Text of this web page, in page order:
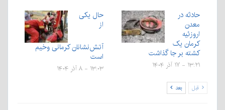
حادثه در
معدن
اروزئیه
کرمان یک
کشته بر جا گذاشت
۱۳:۲۱ - ۱۷ آذر ۱۴۰۴
حال یکی
از
آتش‌نشانان کرمانی وخیم
است
۱۳:۰۳ - ۸ آذر ۱۴۰۴
قبل بعد